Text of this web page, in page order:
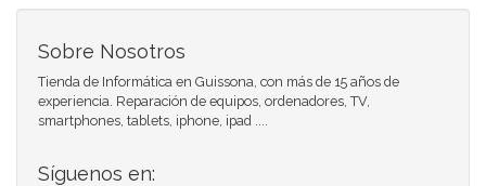
Sobre Nosotros
Tienda de Informática en Guissona, con más de 15 años de
experiencia. Reparación de equipos, ordenadores, TV,
smartphones, tablets, iphone, ipad ....
Síguenos en: